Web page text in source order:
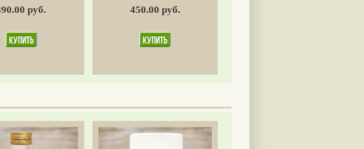
руб. 450.00 руб.